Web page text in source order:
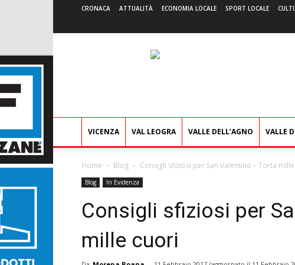
CRONACA ATTUALITÀ ECONOMIA LOCALE SPORT LOCALE
VICENZA VAL LEOGRA VALLE DELL’AGNO VALLE
Home Blog Consigli sfiziosi per San Valentino – Torta
Blog In Evidenza
Consigli sfiziosi per
mille cuori